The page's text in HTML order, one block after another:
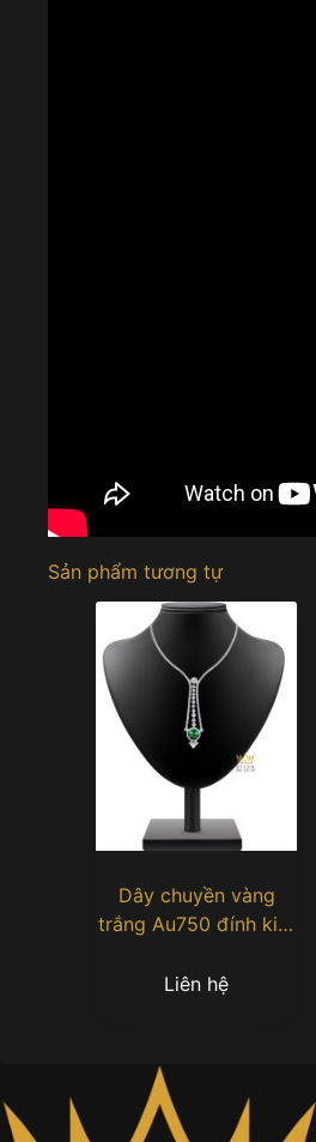
Sản phẩm tương tự
Dây chuyền vàng
trắng Au750 đính kim
bảo
Liên hệ